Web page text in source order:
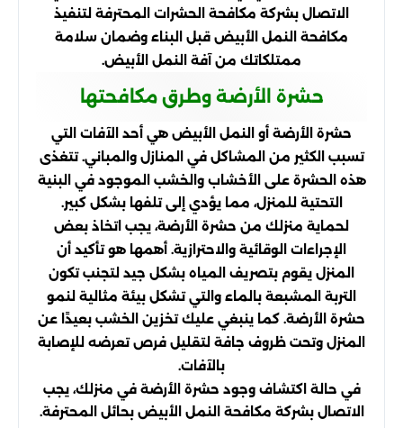
الاتصال بشركة مكافحة الحشرات المحترفة لتنفيذ
مكافحة النمل الأبيض قبل البناء وضمان سلامة
ممتلكاتك من آفة النمل الأبيض.
حشرة الأرضة وطرق مكافحتها
حشرة الأرضة أو النمل الأبيض هي أحد الآفات التي
تسبب الكثير من المشاكل في المنازل والمباني. تتغذى
هذه الحشرة على الأخشاب والخشب الموجود في البنية
التحتية للمنزل، مما يؤدي إلى تلفها بشكل كبير.
لحماية منزلك من حشرة الأرضة، يجب اتخاذ بعض
الإجراءات الوقائية والاحترازية. أهمها هو تأكيد أن
المنزل يقوم بتصريف المياه بشكل جيد لتجنب تكون
التربة المشبعة بالماء والتي تشكل بيئة مثالية لنمو
حشرة الأرضة. كما ينبغي عليك تخزين الخشب بعيدًا عن
المنزل وتحت ظروف جافة لتقليل فرص تعرضه للإصابة
بالآفات.
في حالة اكتشاف وجود حشرة الأرضة في منزلك، يجب
الاتصال بشركة مكافحة النمل الأبيض بحائل المحترفة.